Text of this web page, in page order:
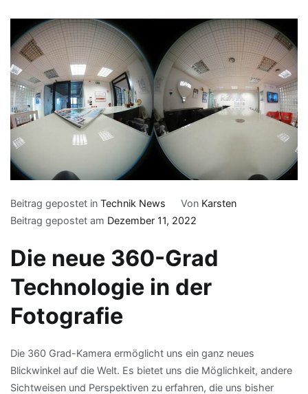
Beitrag gepostet in Technik News Von Karsten
Beitrag gepostet am Dezember 11, 2022
Die neue 360-Grad
Technologie in der
Fotografie
Die 360 Grad-Kamera ermöglicht uns ein ganz neues
Blickwinkel auf die Welt. Es bietet uns die Möglichkeit, andere
Sichtweisen und Perspektiven zu erfahren, die uns bisher